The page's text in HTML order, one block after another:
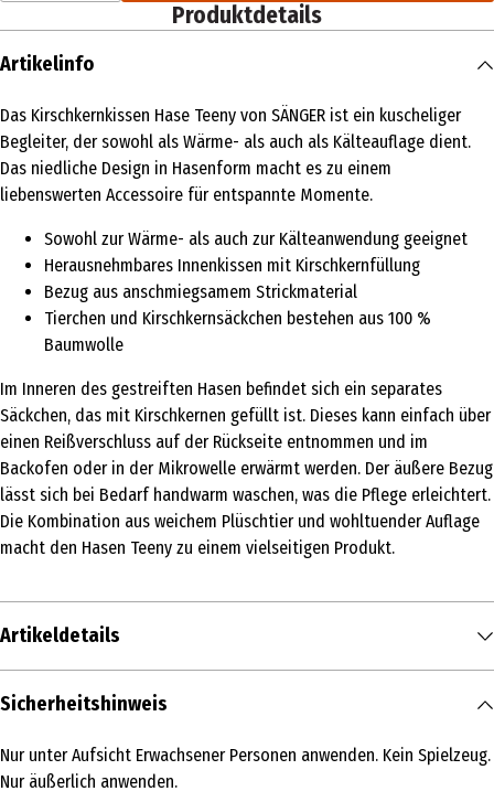
Produktdetails
Artikelinfo
Das Kirschkernkissen Hase Teeny von SÄNGER ist ein kuscheliger
Begleiter, der sowohl als Wärme- als auch als Kälteauflage dient.
Das niedliche Design in Hasenform macht es zu einem
liebenswerten Accessoire für entspannte Momente.
Sowohl zur Wärme- als auch zur Kälteanwendung geeignet
Herausnehmbares Innenkissen mit Kirschkernfüllung
Bezug aus anschmiegsamem Strickmaterial
Tierchen und Kirschkernsäckchen bestehen aus 100 %
Baumwolle
Im Inneren des gestreiften Hasen befindet sich ein separates
Säckchen, das mit Kirschkernen gefüllt ist. Dieses kann einfach über
einen Reißverschluss auf der Rückseite entnommen und im
Backofen oder in der Mikrowelle erwärmt werden. Der äußere Bezug
lässt sich bei Bedarf handwarm waschen, was die Pflege erleichtert.
Die Kombination aus weichem Plüschtier und wohltuender Auflage
macht den Hasen Teeny zu einem vielseitigen Produkt.
Artikeldetails
Inhalt
Produkttyp
Sicherheitshinweis
Nur unter Aufsicht Erwachsener Personen anwenden. Kein Spielzeug.
Nur äußerlich anwenden.